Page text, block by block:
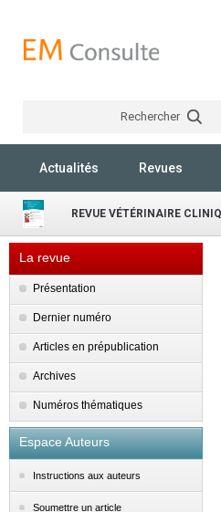
Rechercher
Actualités Revues
REVUE VÉTÉRINAIRE
La revue
Présentation
Dernier numéro
Articles en prépublication
Archives
Numéros thématiques
Espace Auteurs
Instructions aux auteurs
Soumettre un article